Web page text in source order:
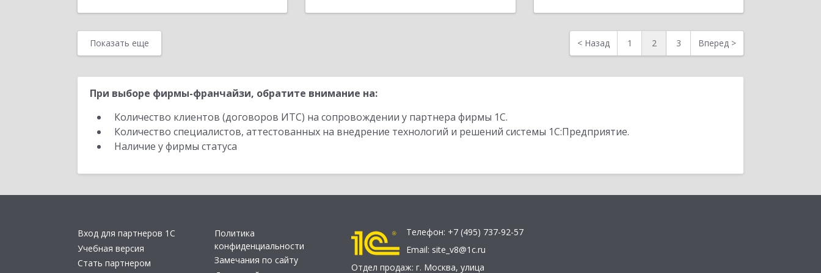
Показать еще < Назад 1 2 3 Вперед >
При выборе фирмы-франчайзи, обратите внимание на:
Количество клиентов (договоров ИТС) на сопровождении у партнера фирмы 1С.
Количество специалистов, аттестованных на внедрение технологий и решений системы 1С:Предприятие.
Наличие у фирмы статуса
Вход для партнеров 1С
Учебная версия
Стать партнером
Политика
конфиденциальности
Замечания по сайту
Телефон: +7 (495) 737-92-57
Email: site_v8@1c.ru
Отдел продаж: г. Москва, улица